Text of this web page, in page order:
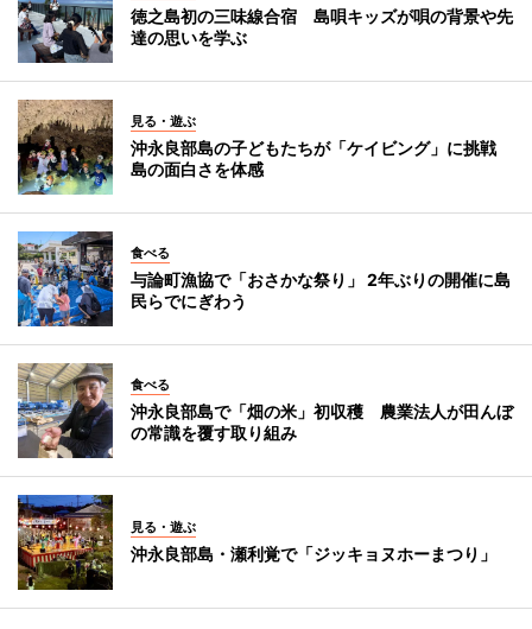
徳之島初の三味線合宿 島唄キッズが唄の背景や先
達の思いを学ぶ
見る・遊ぶ
沖永良部島の子どもたちが「ケイビング」に挑戦
島の面白さを体感
食べる
与論町漁協で「おさかな祭り」 2年ぶりの開催に島
民らでにぎわう
食べる
沖永良部島で「畑の米」初収穫 農業法人が田んぼ
の常識を覆す取り組み
見る・遊ぶ
沖永良部島・瀬利覚で「ジッキョヌホーまつり」